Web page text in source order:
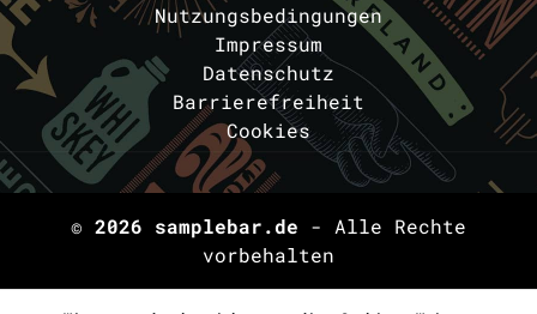
Nutzungsbedingungen
Impressum
Datenschutz
Barrierefreiheit
Cookies
© 2026 samplebar.de - Alle Rechte
vorbehalten